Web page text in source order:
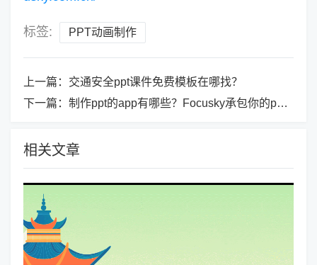
标签: PPT动画制作
上一篇： 交通安全ppt课件免费模板在哪找？
下一篇： 制作ppt的app有哪些？Focusky承包你的ppt需求！
相关文章